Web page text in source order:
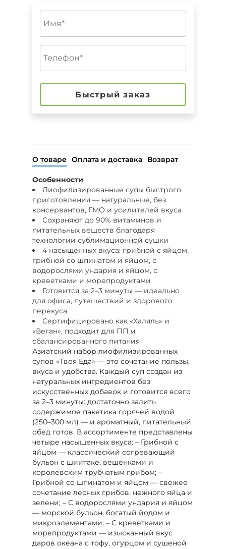
Быстрый заказ
О товаре Оплата и доставка Возврат
Особенности
Лиофилизированные супы быстрого
приготовления — натуральные, без
консервантов, ГМО и усилителей вкуса
Сохраняют до 90% витаминов и
питательных веществ благодаря
технологии сублимационной сушки
4 насыщенных вкуса: грибной с яйцом,
грибной со шпинатом и яйцом, с
водорослями ундария и яйцом, с
креветками и морепродуктами
Готовится за 2–3 минуты — идеально
для офиса, путешествий и здорового
перекуса
Сертифицировано как «Халяль» и
«Веган», подходит для ПП и
сбалансированного питания
Азиатский набор лиофилизированных
супов «Твоя Еда» — это сочетание пользы,
вкуса и удобства. Каждый суп создан из
натуральных ингредиентов без
искусственных добавок и готовится всего
за 2–3 минуты: достаточно залить
содержимое пакетика горячей водой
(250–300 мл) — и ароматный, питательный
обед готов. В ассортименте представлены
четыре насыщенных вкуса: – Грибной с
яйцом — классический согревающий
бульон с шиитаке, вешенками и
королевским трубчатым грибом; –
Грибной со шпинатом и яйцом — свежее
сочетание лесных грибов, нежного яйца и
зелени; – С водорослями ундария и яйцом
— морской бульон, богатый йодом и
микроэлементами; – С креветками и
морепродуктами — изысканный вкус
даров океана с тофу, огурцом и сушеной